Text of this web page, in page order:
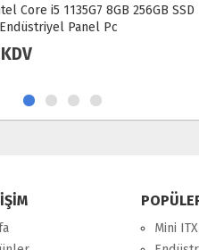
8GB 256GB SSD Freedos
Panel Pc
Mini